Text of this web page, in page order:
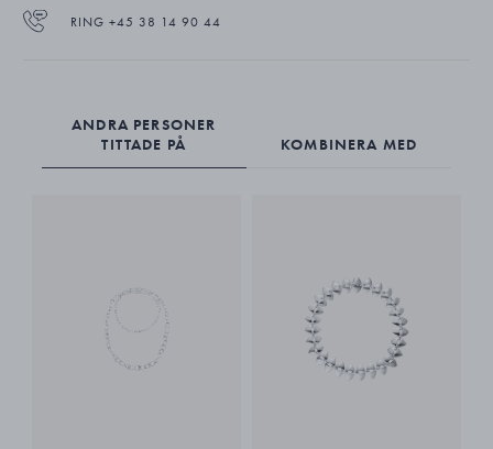
RING +45 38 14 90 44
ANDRA PERSONER
TITTADE PÅ
KOMBINERA MED